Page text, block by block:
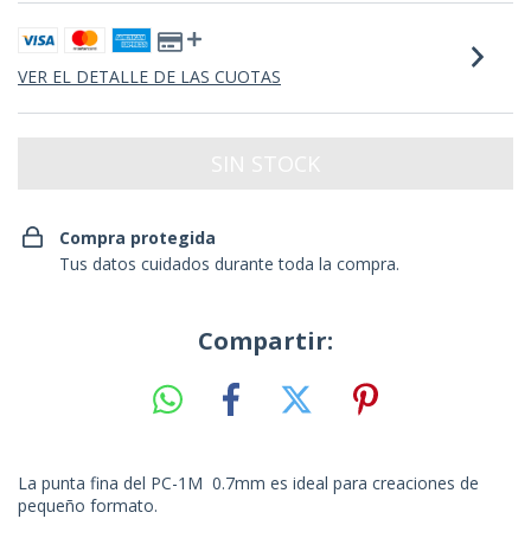
VER EL DETALLE DE LAS CUOTAS
Compra protegida
Tus datos cuidados durante toda la compra.
Compartir:
La punta fina del PC-1M 0.7mm es ideal para creaciones de
pequeño formato.